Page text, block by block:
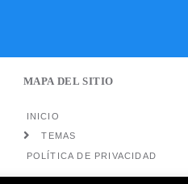
MAPA DEL SITIO
INICIO
TEMAS
POLÍTICA DE PRIVACIDAD